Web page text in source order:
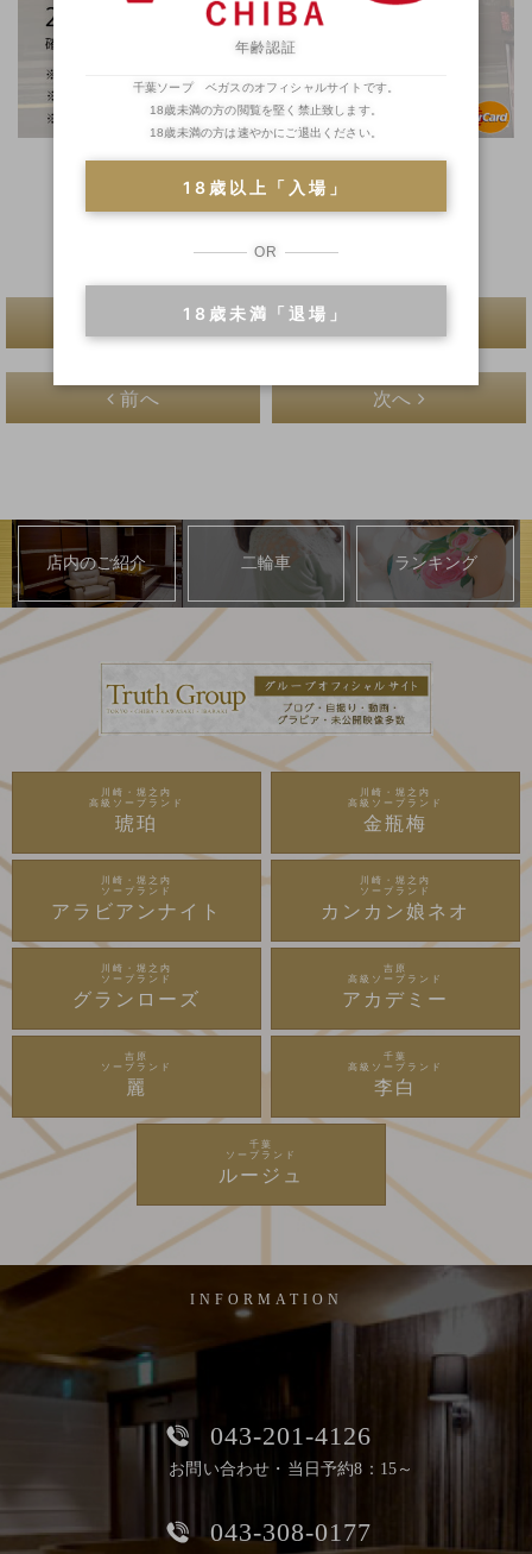
営業時間
8:50~24:00
前へ
一覧へ戻る
次へ
店内のご紹介 二輪車 ランキング
川崎・堀之内
高級ソープランド
琥珀
川崎・堀之内
高級ソープランド
金瓶梅
川崎・堀之内
ソープランド
アラビアンナイト
川崎・堀之内
ソープランド
カンカン娘ネオ
川崎・堀之内
ソープランド
グランローズ
吉原
高級ソープランド
アカデミー
吉原
ソープランド
麗
千葉
高級ソープランド
李白
千葉
ソープランド
ルージュ
INFORMATION
043-201-4126
お問い合わせ・当日予約8：15～
043-308-0177
年齢認証
千葉ソープ ベガスのオフィシャルサイトです。
18歳未満の方の閲覧を堅く禁止致します。
18歳未満の方は速やかにご退出ください。
18歳以上「入場」
OR
18歳未満「退場」